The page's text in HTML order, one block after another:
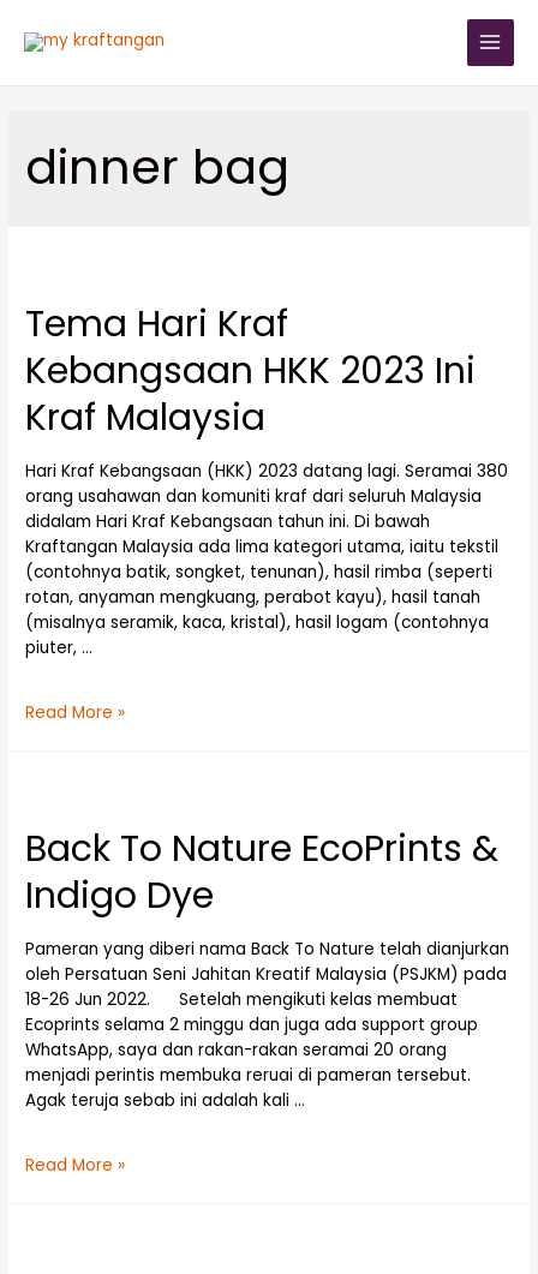
dinner bag
Tema Hari Kraf
Kebangsaan HKK 2023 Ini
Kraf Malaysia
Hari Kraf Kebangsaan (HKK) 2023 datang lagi. Seramai 380
orang usahawan dan komuniti kraf dari seluruh Malaysia
didalam Hari Kraf Kebangsaan tahun ini. Di bawah
Kraftangan Malaysia ada lima kategori utama, iaitu tekstil
(contohnya batik, songket, tenunan), hasil rimba (seperti
rotan, anyaman mengkuang, perabot kayu), hasil tanah
(misalnya seramik, kaca, kristal), hasil logam (contohnya
piuter, …
Read More »
Back To Nature EcoPrints &
Indigo Dye
Pameran yang diberi nama Back To Nature telah dianjurkan
oleh Persatuan Seni Jahitan Kreatif Malaysia (PSJKM) pada
18-26 Jun 2022. Setelah mengikuti kelas membuat
Ecoprints selama 2 minggu dan juga ada support group
WhatsApp, saya dan rakan-rakan seramai 20 orang
menjadi perintis membuka reruai di pameran tersebut.
Agak teruja sebab ini adalah kali …
Read More »